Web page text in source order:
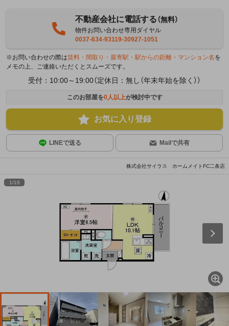
不動産会社に電話する（無料）
物件お問い合わせ専用ダイヤル
0037-634-93119-30927-1051
※お問い合わせの際は賃料・間取り・最寄駅・駅からの距離・マンション名 を
メモの上、ご連絡いただくとスムーズです。
受付：10:00～19:00（定休日：無し（年末年始を除く））
このお部屋を0人以上が検討中です
お気に入り登録
LINEで送る Mailで共有
株式会社サイラス ホームメイトFC二条店
1/16